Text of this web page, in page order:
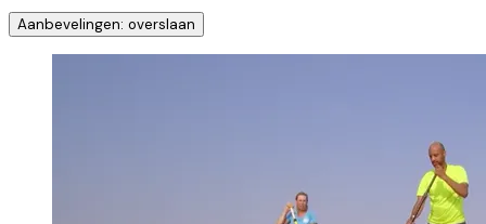
Aanbevelingen: overslaan